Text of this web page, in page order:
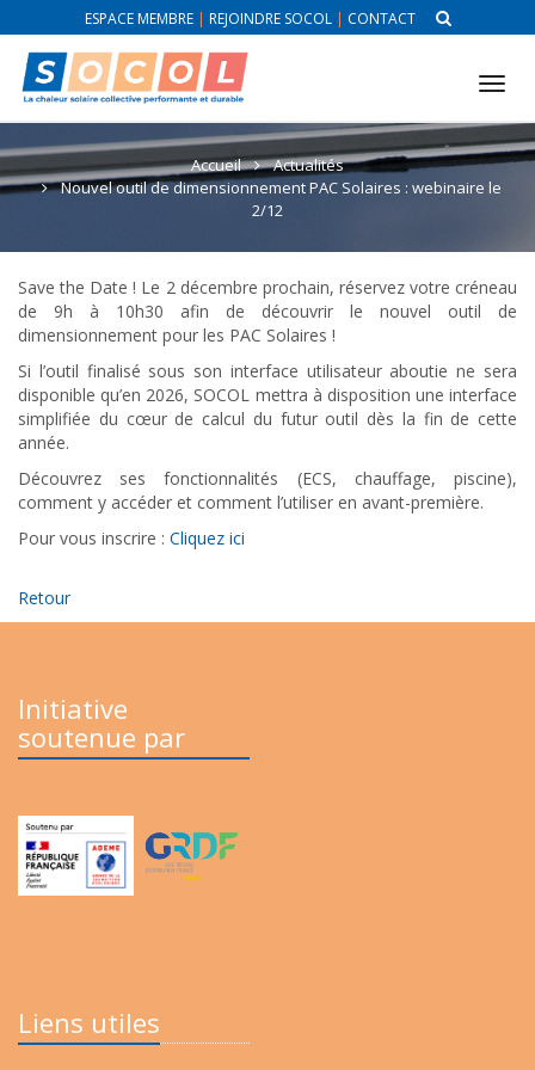
ESPACE MEMBRE| REJOINDRE SOCOL| CONTACT
Accueil
Actualités
Nouvel outil de dimensionnement PAC Solaires : webinaire le
2/12
Save the Date ! Le 2 décembre prochain, réservez votre créneau
de 9h à 10h30 afin de découvrir le nouvel outil de
dimensionnement pour les PAC Solaires !
Si l’outil finalisé sous son interface utilisateur aboutie ne sera
disponible qu’en 2026, SOCOL mettra à disposition une interface
simplifiée du cœur de calcul du futur outil dès la fin de cette
année.
Découvrez ses fonctionnalités (ECS, chauffage, piscine),
comment y accéder et comment l’utiliser en avant-première.
Pour vous inscrire : Cliquez ici
Retour
Initiative
soutenue par
Liens utiles